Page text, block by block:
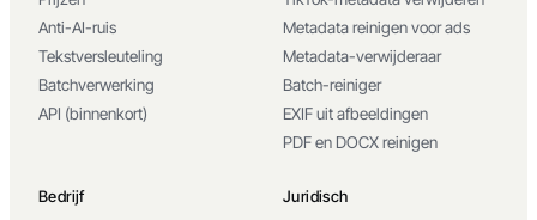
Functies
Tekstversleuteling
Batchverwerking
Videometadata verwijderen
TikTok-metadata verwijderen
Metadata reinigen voor ads
Metadata-verwijderaar
EXIF uit afbeeldingen
PDF en DOCX reinigen